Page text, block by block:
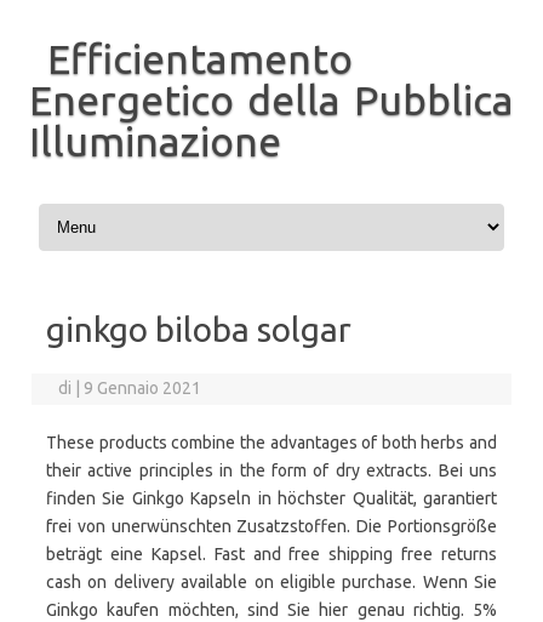
Efficientamento
Energetico della Pubblica
Illuminazione
Vai al contenuto
ginkgo biloba solgar
di 9 Gennaio 2021
These products combine the advantages of both herbs and
their active principles in the form of dry extracts. Bei uns
finden Sie Ginkgo Kapseln in höchster Qualität, garantiert
frei von unerwünschten Zusatzstoffen. Die Portionsgröße
beträgt eine Kapsel. Fast and free shipping free returns
cash on delivery available on eligible purchase. Wenn Sie
Ginkgo kaufen möchten, sind Sie hier genau richtig. 5%